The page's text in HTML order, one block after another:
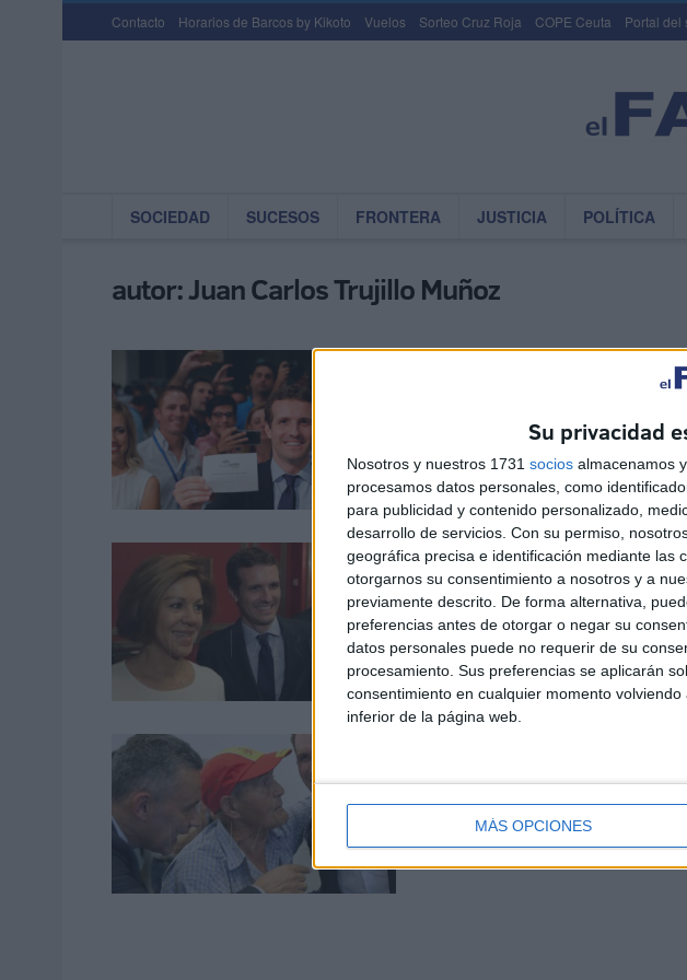
Su privacidad
Nosotros y nuestros 1731 socios almacenamos
procesamos datos personales, como
para publicidad y contenido personalizado,
desarrollo de servicios. Con su permiso,
geográfica precisa e identificación mediante las
otorgarnos su consentimiento a nosotros y a
previamente descrito. De forma alternativa,
preferencias antes de otorgar o negar su
datos personales puede no requerir de su
procesamiento. Sus preferencias se aplicarán
consentimiento en cualquier momento
inferior de la página web.
MÁS OPCIONES
Contacto Horarios de Barcos by Kikoto Vuelos Sorteo Cruz Roja COPE Ceuta Portal del
SOCIEDAD SUCESOS FRONTERA JUSTICIA POLÍTICA
autor:Juan Carlos Trujillo Muñoz
El PP ya no está en
El presidente del Partido Popular,
para trasladar su total apoyo y
Pablo casado, la
POR JUAN CARLOS TRUJILLO MUÑOZ
Pablo casado, la candidatura de la
Partido Popular tendrán la
POR JUAN CARLOS TRUJILLO MUÑOZ
La militancia popular afronta
que saldrá elegido el sucesor de